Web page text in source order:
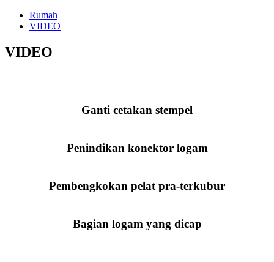
Rumah
VIDEO
VIDEO
Ganti cetakan stempel
Penindikan konektor logam
Pembengkokan pelat pra-terkubur
Bagian logam yang dicap